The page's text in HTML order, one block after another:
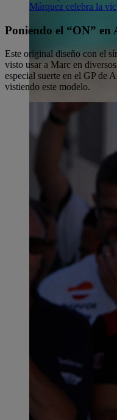
Márquez celebra la
Poniendo el “ON” en
Este original diseño con el
visto usar a Marc en
especial suerte en el GP de
vistiendo este modelo.